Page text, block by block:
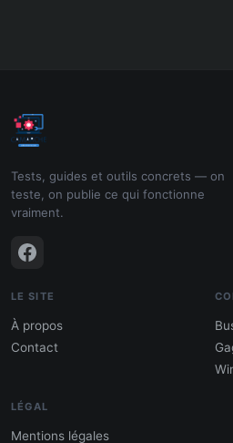
Tests, guides et outils concrets — on
teste, on publie ce qui fonctionne
vraiment.
LE SITE
À propos
Contact
LÉGAL
Mentions légales